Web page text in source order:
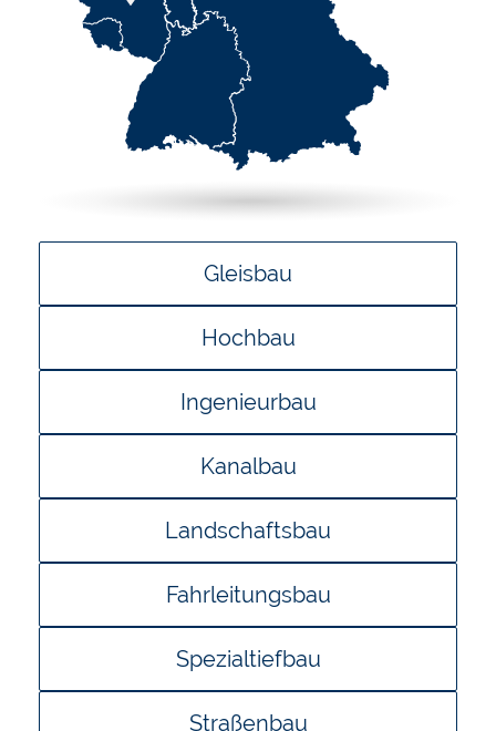
Gleisbau
Hochbau
Ingenieurbau
Kanalbau
Landschaftsbau
Fahrleitungsbau
Spezialtiefbau
Straßenbau